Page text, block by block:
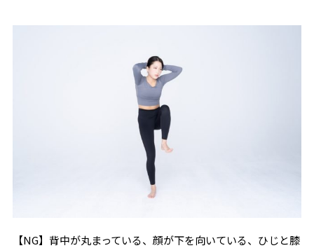
【NG】背中が丸まっている、顔が下を向いている、ひじと膝